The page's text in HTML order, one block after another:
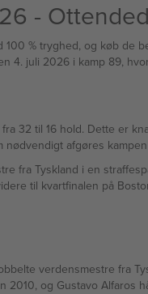
-
% tryghed, og køb de
4. juli 2026 i kamp 89,
32 til 16 hold. Dette er
afgøres
fra Tyskland i en
til kvartfinalen på
verdensmestre fra
og Gustavo Alfaros